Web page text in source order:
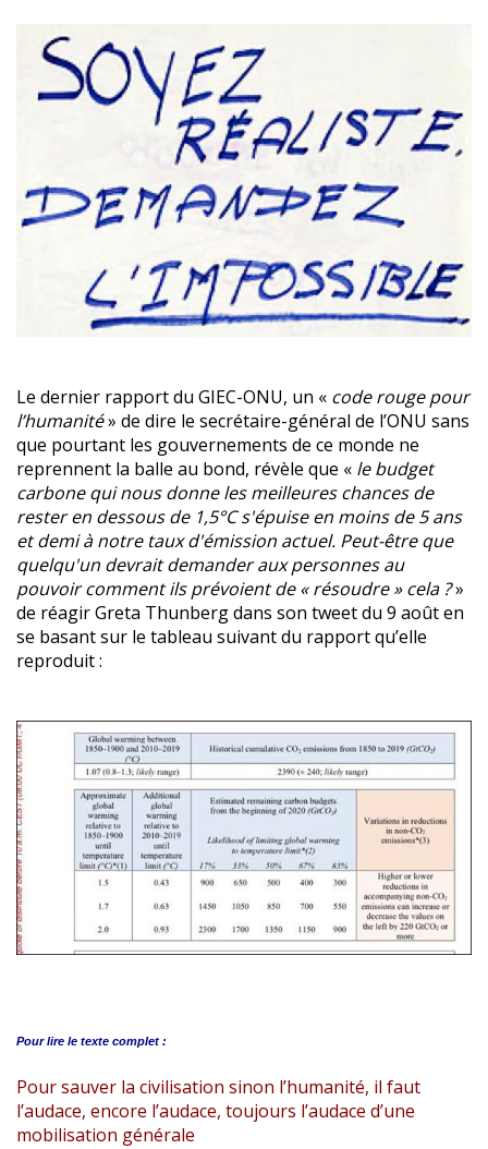
Le dernier rapport du GIEC-ONU, un « code rouge pour
l’humanité» de dire le secrétaire-général de l’ONU sans
que pourtant les gouvernements de ce monde ne
reprennent la balle au bond, révèle que « le budget
carbone qui nous donne les meilleures chances de
rester en dessous de 1,5°C s'épuise en moins de 5 ans
et demi à notre taux d'émission actuel. Peut-être que
quelqu'un devrait demander aux personnes au
pouvoir comment ils prévoient de « résoudre » cela ?»
de réagir Greta Thunberg dans son tweet du 9 août en
se basant sur le tableau suivant du rapport qu’elle
reproduit :
Pour lire le texte complet :
Pour sauver la civilisation sinon l’humanité, il faut
l’audace, encore l’audace, toujours l’audace d’une
mobilisation générale